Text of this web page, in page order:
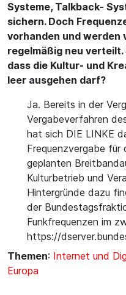
Systeme, Talkback-
sichern. Doch
vorhanden und werden
regelmäßig neu
dass die Kultur- und
leer ausgehen darf?
Ja. Bereits in der
Vergabeverfahren
hat sich DIE LINKE
Frequenzvergabe für
geplanten
Kulturbetrieb und
Hintergründe dazu
der
Funkfrequenzen im
https://
Themen: Internet und
Europa